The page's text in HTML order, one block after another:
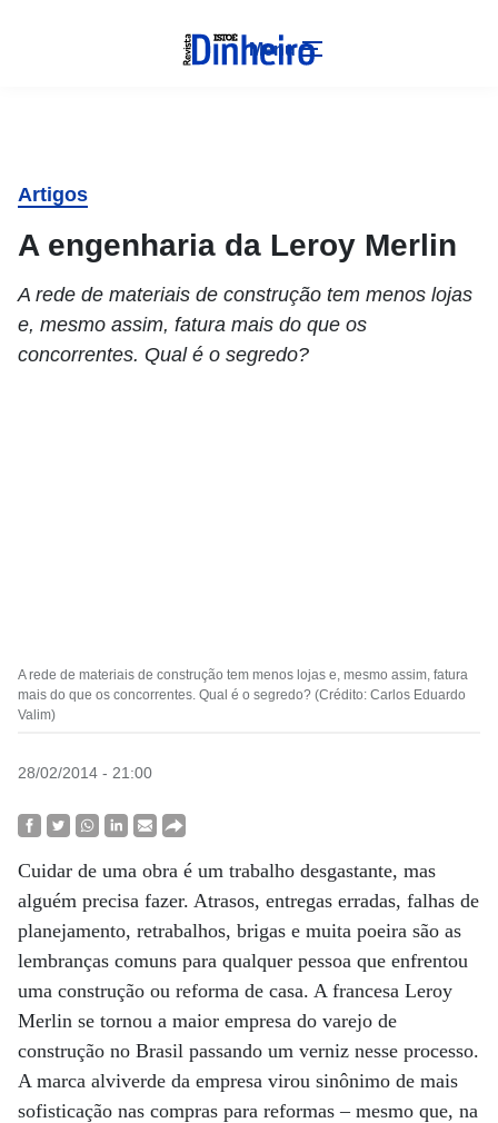
Menu
Artigos
A engenharia da Leroy Merlin
A rede de materiais de construção tem menos lojas
e, mesmo assim, fatura mais do que os
concorrentes. Qual é o segredo?
A rede de materiais de construção tem menos lojas e, mesmo assim, fatura
mais do que os concorrentes. Qual é o segredo? (Crédito: Carlos Eduardo
Valim)
28/02/2014 - 21:00
Cuidar de uma obra é um trabalho desgastante, mas
alguém precisa fazer. Atrasos, entregas erradas, falhas de
planejamento, retrabalhos, brigas e muita poeira são as
lembranças comuns para qualquer pessoa que enfrentou
uma construção ou reforma de casa. A francesa Leroy
Merlin se tornou a maior empresa do varejo de
construção no Brasil passando um verniz nesse processo.
A marca alviverde da empresa virou sinônimo de mais
sofisticação nas compras para reformas – mesmo que, na